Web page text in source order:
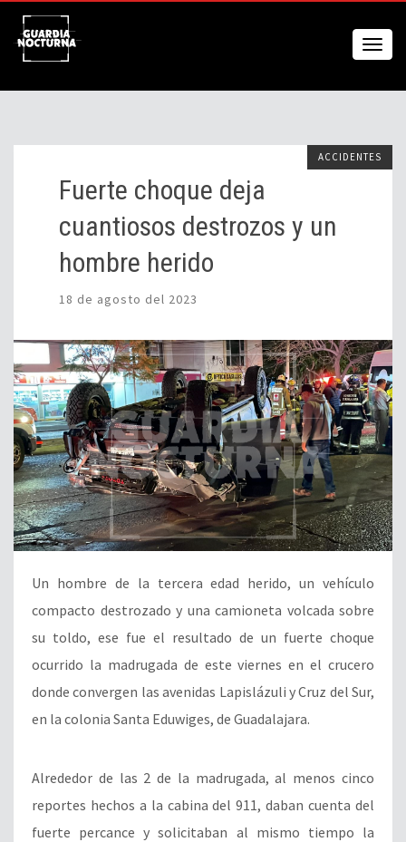
ACCIDENTES
Fuerte choque deja
cuantiosos destrozos y un
hombre herido
18 de agosto del 2023
Un hombre de la tercera edad herido, un vehículo
compacto destrozado y una camioneta volcada sobre
su toldo, ese fue el resultado de un fuerte choque
ocurrido la madrugada de este viernes en el crucero
donde convergen las avenidas Lapislázuli y Cruz del Sur,
en la colonia Santa Eduwiges, de Guadalajara.
Alrededor de las 2 de la madrugada, al menos cinco
reportes hechos a la cabina del 911, daban cuenta del
fuerte percance y solicitaban al mismo tiempo la